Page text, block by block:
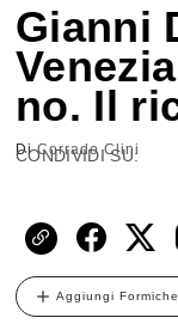
Gianni
no. Il
DiCorrado Clini
CONDIVIDI SU:
Aggiungi